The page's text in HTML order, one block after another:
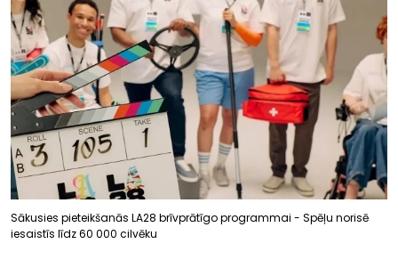
Sākusies pieteikšanās LA28 brīvprātīgo programmai - Spēļu norisē
iesaistīs līdz 60 000 cilvēku